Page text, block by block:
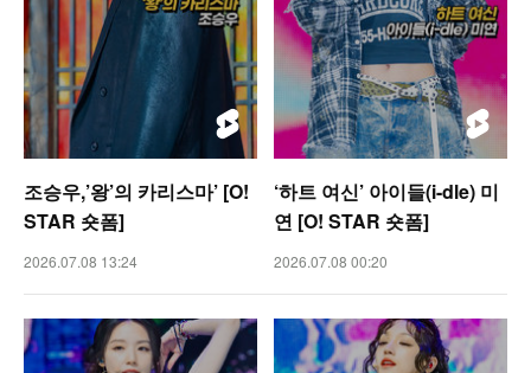
조승우,’왕’의 카리스마’ [O!
STAR 숏폼]
2026.07.08 13:24
‘하트 여신’ 아이들(i-dle) 미
연 [O! STAR 숏폼]
2026.07.08 00:20